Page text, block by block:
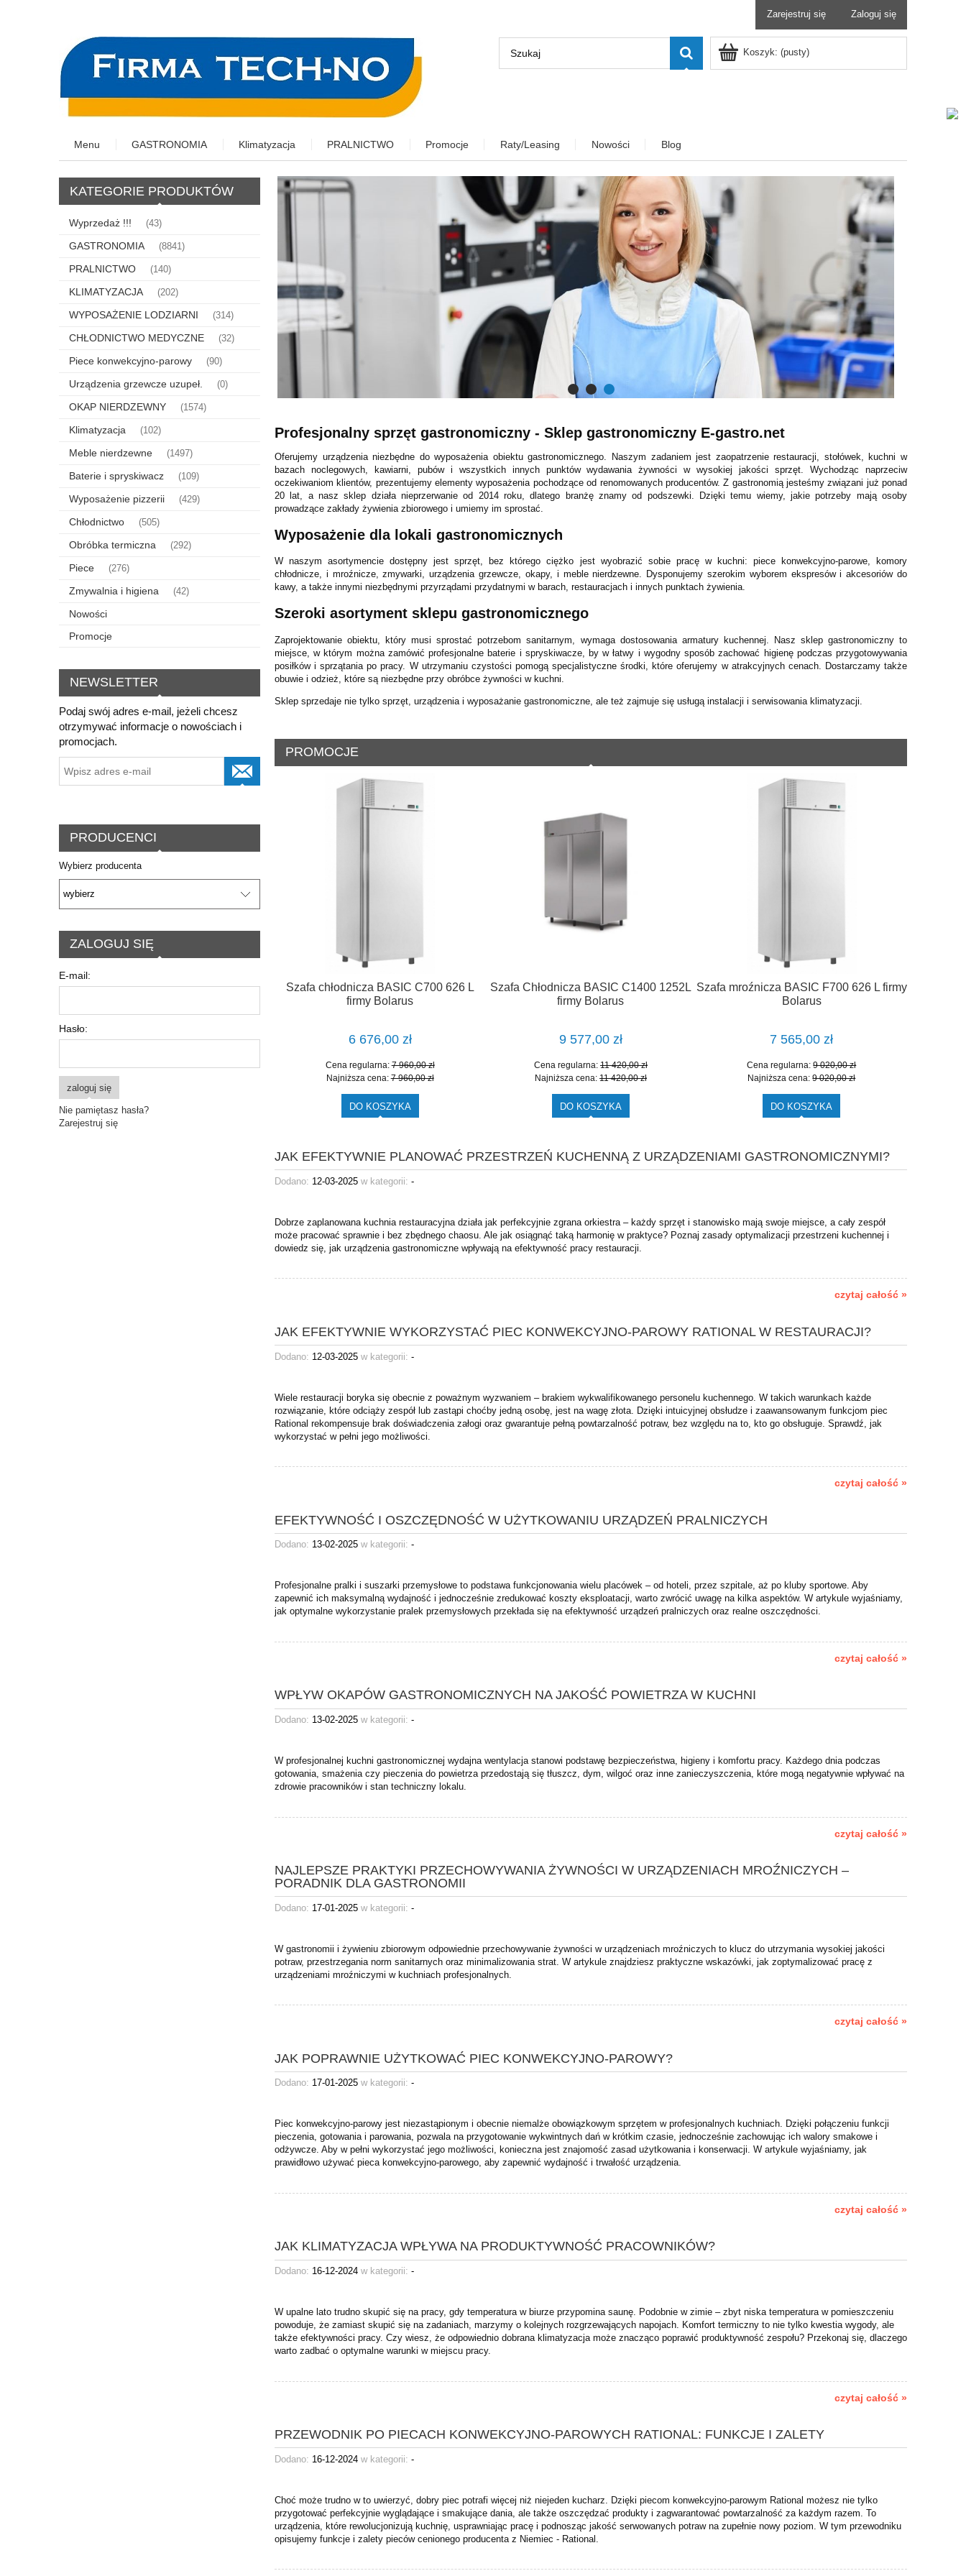
Zarejestruj się Zaloguj się
Koszyk: (pusty)
Menu GASTRONOMIA Klimatyzacja PRALNICTWO Promocje Raty/Leasing Nowości Blog
KATEGORIE PRODUKTÓW
Wyprzedaż !!! (43)
GASTRONOMIA (8841)
PRALNICTWO (140)
KLIMATYZACJA (202)
WYPOSAŻENIE LODZIARNI (314)
CHŁODNICTWO MEDYCZNE (32)
Piece konwekcyjno-parowy (90)
Urządzenia grzewcze uzupeł. (0)
OKAP NIERDZEWNY (1574)
Klimatyzacja (102)
Meble nierdzewne (1497)
Baterie i spryskiwacz (109)
Wyposażenie pizzerii (429)
Chłodnictwo (505)
Obróbka termiczna (292)
Piece (276)
Zmywalnia i higiena (42)
Nowości
Promocje
NEWSLETTER
Podaj swój adres e-mail, jeżeli chcesz
otrzymywać informacje o nowościach i
promocjach.
PRODUCENCI
Wybierz producenta
ZALOGUJ SIĘ
E-mail:
Hasło:
zaloguj się
Nie pamiętasz hasła?
Zarejestruj się
Profesjonalny sprzęt gastronomiczny - Sklep gastronomiczny E-gastro.net
Oferujemy urządzenia niezbędne do wyposażenia obiektu gastronomicznego. Naszym zadaniem jest zaopatrzenie restauracji, stołówek, kuchni w
bazach noclegowych, kawiarni, pubów i wszystkich innych punktów wydawania żywności w wysokiej jakości sprzęt. Wychodząc naprzeciw
oczekiwaniom klientów, prezentujemy elementy wyposażenia pochodzące od renomowanych producentów. Z gastronomią jesteśmy związani już ponad
20 lat, a nasz sklep działa nieprzerwanie od 2014 roku, dlatego branżę znamy od podszewki. Dzięki temu wiemy, jakie potrzeby mają osoby
prowadzące zakłady żywienia zbiorowego i umiemy im sprostać.
Wyposażenie dla lokali gastronomicznych
W naszym asortymencie dostępny jest sprzęt, bez którego ciężko jest wyobrazić sobie pracę w kuchni: piece konwekcyjno-parowe, komory
chłodnicze, i mroźnicze, zmywarki, urządzenia grzewcze, okapy, i meble nierdzewne. Dysponujemy szerokim wyborem ekspresów i akcesoriów do
kawy, a także innymi niezbędnymi przyrządami przydatnymi w barach, restauracjach i innych punktach żywienia.
Szeroki asortyment sklepu gastronomicznego
Zaprojektowanie obiektu, który musi sprostać potrzebom sanitarnym, wymaga dostosowania armatury kuchennej. Nasz sklep gastronomiczny to
miejsce, w którym można zamówić profesjonalne baterie i spryskiwacze, by w łatwy i wygodny sposób zachować higienę podczas przygotowywania
posiłków i sprzątania po pracy. W utrzymaniu czystości pomogą specjalistyczne środki, które oferujemy w atrakcyjnych cenach. Dostarczamy także
obuwie i odzież, które są niezbędne przy obróbce żywności w kuchni.
Sklep sprzedaje nie tylko sprzęt, urządzenia i wyposażanie gastronomiczne, ale też zajmuje się usługą instalacji i serwisowania klimatyzacji.
PROMOCJE
Szafa chłodnicza BASIC C700 626 L
firmy Bolarus
6 676,00 zł
Cena regularna:7 960,00 zł
Najniższa cena:7 960,00 zł
DO KOSZYKA
Szafa Chłodnicza BASIC C1400 1252L
firmy Bolarus
9 577,00 zł
Cena regularna: 11 420,00 zł
Najniższa cena: 11 420,00 zł
DO KOSZYKA
Szafa mroźnicza BASIC F700 626 L firmy
Bolarus
7 565,00 zł
Cena regularna:9 020,00 zł
Najniższa cena:9 020,00 zł
DO KOSZYKA
JAK EFEKTYWNIE PLANOWAĆ PRZESTRZEŃ KUCHENNĄ Z URZĄDZENIAMI GASTRONOMICZNYMI?
Dodano: 12-03-2025 w kategorii: -
Dobrze zaplanowana kuchnia restauracyjna działa jak perfekcyjnie zgrana orkiestra – każdy sprzęt i stanowisko mają swoje miejsce, a cały zespół
może pracować sprawnie i bez zbędnego chaosu. Ale jak osiągnąć taką harmonię w praktyce? Poznaj zasady optymalizacji przestrzeni kuchennej i
dowiedz się, jak urządzenia gastronomiczne wpływają na efektywność pracy restauracji.
czytaj całość »
JAK EFEKTYWNIE WYKORZYSTAĆ PIEC KONWEKCYJNO-PAROWY RATIONAL W RESTAURACJI?
Dodano: 12-03-2025 w kategorii: -
Wiele restauracji boryka się obecnie z poważnym wyzwaniem – brakiem wykwalifikowanego personelu kuchennego. W takich warunkach każde
rozwiązanie, które odciąży zespół lub zastąpi choćby jedną osobę, jest na wagę złota. Dzięki intuicyjnej obsłudze i zaawansowanym funkcjom piec
Rational rekompensuje brak doświadczenia załogi oraz gwarantuje pełną powtarzalność potraw, bez względu na to, kto go obsługuje. Sprawdź, jak
wykorzystać w pełni jego możliwości.
czytaj całość »
EFEKTYWNOŚĆ I OSZCZĘDNOŚĆ W UŻYTKOWANIU URZĄDZEŃ PRALNICZYCH
Dodano: 13-02-2025 w kategorii: -
Profesjonalne pralki i suszarki przemysłowe to podstawa funkcjonowania wielu placówek – od hoteli, przez szpitale, aż po kluby sportowe. Aby
zapewnić ich maksymalną wydajność i jednocześnie zredukować koszty eksploatacji, warto zwrócić uwagę na kilka aspektów. W artykule wyjaśniamy,
jak optymalne wykorzystanie pralek przemysłowych przekłada się na efektywność urządzeń pralniczych oraz realne oszczędności.
czytaj całość »
WPŁYW OKAPÓW GASTRONOMICZNYCH NA JAKOŚĆ POWIETRZA W KUCHNI
Dodano: 13-02-2025 w kategorii: -
W profesjonalnej kuchni gastronomicznej wydajna wentylacja stanowi podstawę bezpieczeństwa, higieny i komfortu pracy. Każdego dnia podczas
gotowania, smażenia czy pieczenia do powietrza przedostają się tłuszcz, dym, wilgoć oraz inne zanieczyszczenia, które mogą negatywnie wpływać na
zdrowie pracowników i stan techniczny lokalu.
czytaj całość »
NAJLEPSZE PRAKTYKI PRZECHOWYWANIA ŻYWNOŚCI W URZĄDZENIACH MROŹNICZYCH –
PORADNIK DLA GASTRONOMII
Dodano: 17-01-2025 w kategorii: -
W gastronomii i żywieniu zbiorowym odpowiednie przechowywanie żywności w urządzeniach mroźniczych to klucz do utrzymania wysokiej jakości
potraw, przestrzegania norm sanitarnych oraz minimalizowania strat. W artykule znajdziesz praktyczne wskazówki, jak zoptymalizować pracę z
urządzeniami mroźniczymi w kuchniach profesjonalnych.
czytaj całość »
JAK POPRAWNIE UŻYTKOWAĆ PIEC KONWEKCYJNO-PAROWY?
Dodano: 17-01-2025 w kategorii: -
Piec konwekcyjno-parowy jest niezastąpionym i obecnie niemalże obowiązkowym sprzętem w profesjonalnych kuchniach. Dzięki połączeniu funkcji
pieczenia, gotowania i parowania, pozwala na przygotowanie wykwintnych dań w krótkim czasie, jednocześnie zachowując ich walory smakowe i
odżywcze. Aby w pełni wykorzystać jego możliwości, konieczna jest znajomość zasad użytkowania i konserwacji. W artykule wyjaśniamy, jak
prawidłowo używać pieca konwekcyjno-parowego, aby zapewnić wydajność i trwałość urządzenia.
czytaj całość »
JAK KLIMATYZACJA WPŁYWA NA PRODUKTYWNOŚĆ PRACOWNIKÓW?
Dodano: 16-12-2024 w kategorii: -
W upalne lato trudno skupić się na pracy, gdy temperatura w biurze przypomina saunę. Podobnie w zimie – zbyt niska temperatura w pomieszczeniu
powoduje, że zamiast skupić się na zadaniach, marzymy o kolejnych rozgrzewających napojach. Komfort termiczny to nie tylko kwestia wygody, ale
także efektywności pracy. Czy wiesz, że odpowiednio dobrana klimatyzacja może znacząco poprawić produktywność zespołu? Przekonaj się, dlaczego
warto zadbać o optymalne warunki w miejscu pracy.
czytaj całość »
PRZEWODNIK PO PIECACH KONWEKCYJNO-PAROWYCH RATIONAL: FUNKCJE I ZALETY
Dodano: 16-12-2024 w kategorii: -
Choć może trudno w to uwierzyć, dobry piec potrafi więcej niż niejeden kucharz. Dzięki piecom konwekcyjno-parowym Rational możesz nie tylko
przygotować perfekcyjnie wyglądające i smakujące dania, ale także oszczędzać produkty i zagwarantować powtarzalność za każdym razem. To
urządzenia, które rewolucjonizują kuchnię, usprawniając pracę i podnosząc jakość serwowanych potraw na zupełnie nowy poziom. W tym przewodniku
opisujemy funkcje i zalety pieców cenionego producenta z Niemiec - Rational.